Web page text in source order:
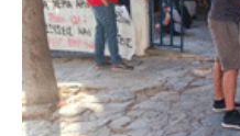
the
meaning
pain.
pornhun